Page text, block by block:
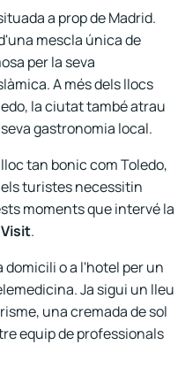
a prop de Madrid.
mescla única de
per la seva
A més dels llocs
la ciutat també atrau
gastronomia local.
tan bonic com Toledo,
turistes necessitin
moments que intervé la
.
domicili o a l'hotel per un
Ja sigui un lleu
una cremada de sol
equip de professionals